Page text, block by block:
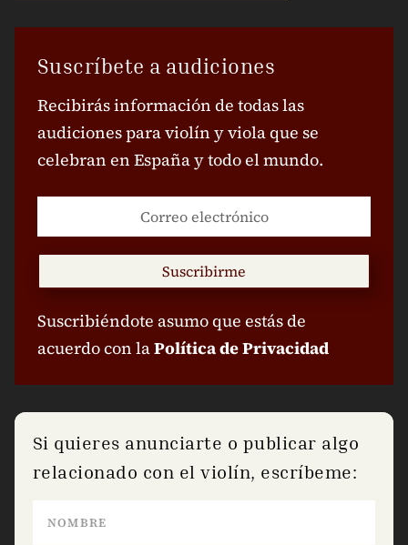
Suscríbete a audiciones
Recibirás información de todas las
audiciones para violín y viola que se
celebran en España y todo el mundo.
Suscribirme
Suscribiéndote asumo que estás de
acuerdo con laPolítica de Privacidad
Si quieres anunciarte o publicar algo
relacionado con el violín, escríbeme: